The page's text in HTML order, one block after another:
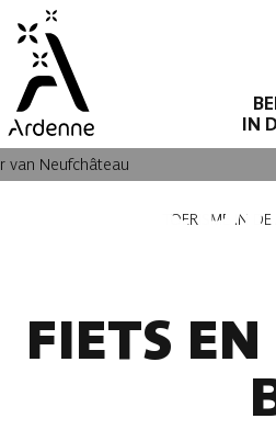
IN
TOERISME IN
FIETS